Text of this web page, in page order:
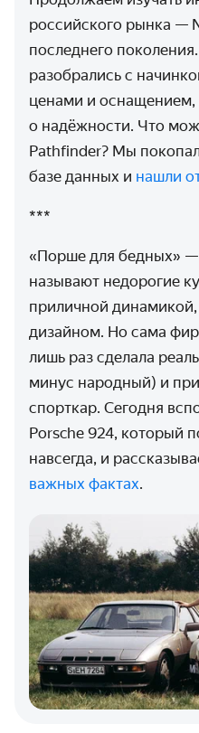
российского рынка —
последнего
разобрались с
ценами и оснащением,
о надёжности. Что
Pathfinder? Мы
базе данных и нашли
***
«Порше для бедных» —
называют недорогие
приличной
дизайном. Но сама
лишь раз сделала
минус народный) и
спорткар. Сегодня
Porsche 924, который
навсегда, и
важных фактах.